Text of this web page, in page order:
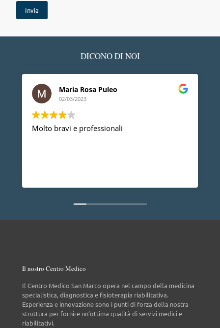
DICONO DI NOI
Ledino Comelli
02/03/2023
Devo ringraziare il Dott. Gherbaz, per la sua
Il nostro Centro Medico
Il Centro Medico San Marco opera nel campo della medicina
specialistica, diagnostica e fisioterapia riabilitativa.
Esperienza e innovazione sono i punti di forza della nostra
struttura per fornire un’ottima qualità di servizi medici e
riabilitativi.